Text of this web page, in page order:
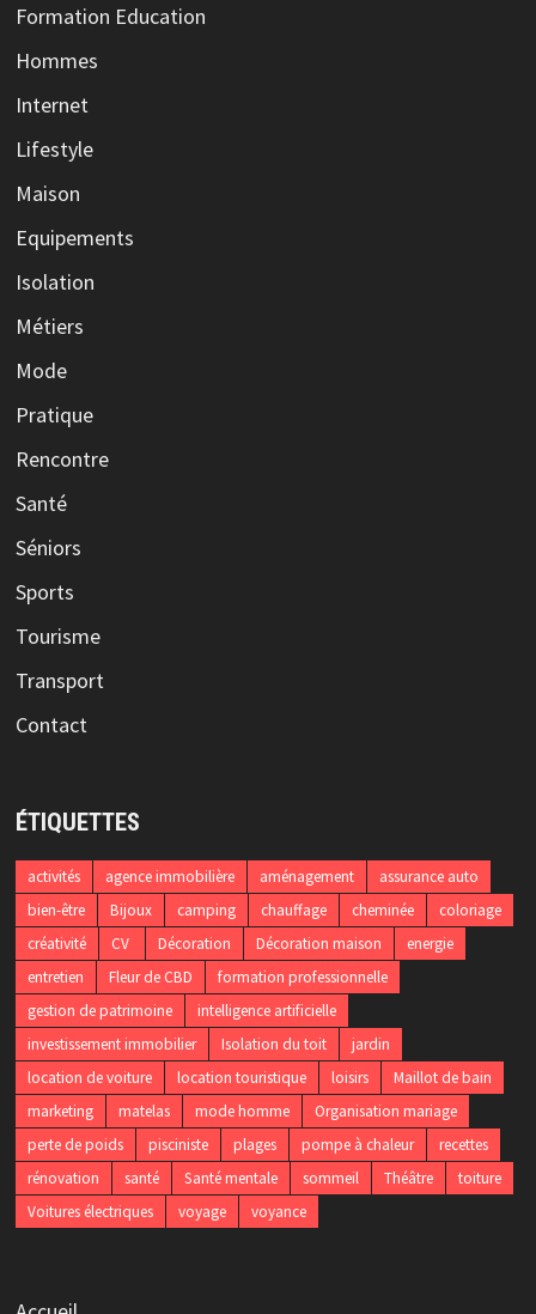
Formation Education
Hommes
Internet
Lifestyle
Maison
Equipements
Isolation
Métiers
Mode
Pratique
Rencontre
Santé
Séniors
Sports
Tourisme
Transport
Contact
ÉTIQUETTES
activités agence immobilière aménagement
assurance auto
bien-être
Bijoux camping chauffage cheminée
coloriage
créativité
CV Décoration Décoration maison
energie
entretien
Fleur de CBD
formation professionnelle
gestion de patrimoine
intelligence artificielle
investissement immobilier
Isolation du toit
jardin
location de voiture
location touristique loisirs
Maillot de bain
marketing
matelas mode homme
Organisation mariage
perte de poids
pisciniste plages pompe à chaleur
recettes
rénovation
santé Santé mentale sommeil Théâtre
toiture
Voitures électriques
voyage voyance